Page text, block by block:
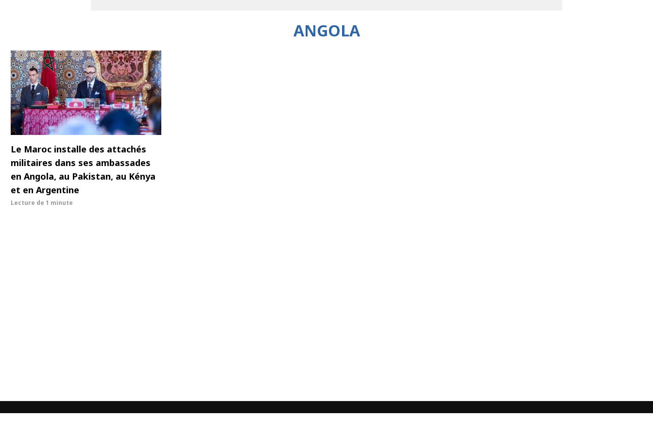
ANGOLA
Le Maroc installe des attachés
militaires dans ses ambassades
en Angola, au Pakistan, au Kénya
et en Argentine
Lecture de 1 minute